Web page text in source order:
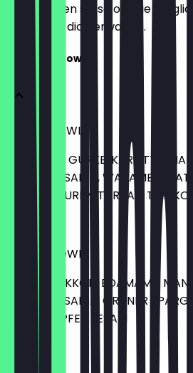
aktualisieren sie so oft wie
weißt, was dich erwartet.
Signature Bowls
SHRIMP BOWL
GARNELEN, GURKE, KAROTTE,
TOMATEN SALSA, WAKAME
RETTICH, SURIMI TARTAR, TOBIKO,
13,90 €
VEGGIE BOWL
TOFU, BROKKOLI, EDAMAME,
TOMATEN SALSA, GRÜNER
GRANATAPFEL, SESAM
13,90 €